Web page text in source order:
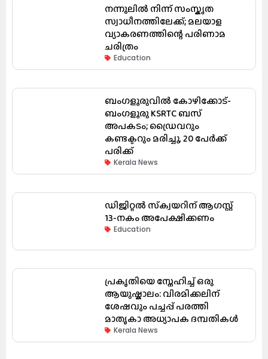
നന്നൂലിൽ നിന്ന് സംസ്കൃത
സ്വാധീനത്തിലേക്ക്; മലയാള
വ്യാകരണത്തിന്റെ പരിണാമ
ചരിത്രം
Education
ബംഗളൂരുവിൽ കോഴിക്കോട്-
ബംഗളൂരു KSRTC ബസ്
അപകടം; ഡ്രൈവറും
കണ്ടക്ടറും മരിച്ചു, 20 പേർക്ക്
പരിക്ക്
Kerala News
ഡിജിറ്റൽ സ്‌ക്വയറിന് ആഗസ്റ്റ്
13-നകം അപേക്ഷിക്കണം
Education
പ്രകൃതിയെ സ്നേഹിച്ച് ഒരു
ആയുഷ്കാലം: വിരമിക്കലിന്
ശേഷവും പച്ചപ്പ് പരത്തി
മാതൃകാ അധ്യാപക ദമ്പതികൾ
Kerala News